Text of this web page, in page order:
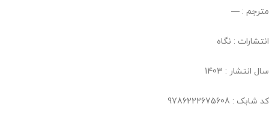
مترجم : —
انتشارات : نگاه
سال انتشار : 1403
کد شابک : 9786222675608